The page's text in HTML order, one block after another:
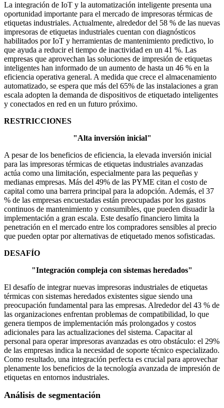
La integración de IoT y la automatización inteligente presenta una
oportunidad importante para el mercado de impresoras térmicas de
etiquetas industriales. Actualmente, alrededor del 58 % de las nuevas
impresoras de etiquetas industriales cuentan con diagnósticos
habilitados por IoT y herramientas de mantenimiento predictivo, lo
que ayuda a reducir el tiempo de inactividad en un 41 %. Las
empresas que aprovechan las soluciones de impresión de etiquetas
inteligentes han informado de un aumento de hasta un 46 % en la
eficiencia operativa general. A medida que crece el almacenamiento
automatizado, se espera que más del 65% de las instalaciones a gran
escala adopten la demanda de dispositivos de etiquetado inteligentes
y conectados en red en un futuro próximo.
RESTRICCIONES
"Alta inversión inicial"
A pesar de los beneficios de eficiencia, la elevada inversión inicial
para las impresoras térmicas de etiquetas industriales avanzadas
actúa como una limitación, especialmente para las pequeñas y
medianas empresas. Más del 49% de las PYME citan el costo de
capital como una barrera principal para la adopción. Además, el 37
% de las empresas encuestadas están preocupadas por los gastos
continuos de mantenimiento y consumibles, que pueden disuadir la
implementación a gran escala. Este desafío financiero limita la
penetración en el mercado entre los compradores sensibles al precio
que pueden optar por alternativas de etiquetado menos sofisticadas.
DESAFÍO
"Integración compleja con sistemas heredados"
El desafío de integrar nuevas impresoras industriales de etiquetas
térmicas con sistemas heredados existentes sigue siendo una
preocupación fundamental para las empresas. Alrededor del 43 % de
las organizaciones enfrentan problemas de compatibilidad, lo que
genera tiempos de implementación más prolongados y costos
adicionales para las actualizaciones del sistema. Capacitar al
personal para operar impresoras avanzadas es otro obstáculo: el 29%
de las empresas indica la necesidad de soporte técnico especializado.
Como resultado, una integración perfecta es crucial para aprovechar
plenamente los beneficios de la tecnología avanzada de impresión de
etiquetas en entornos industriales.
Análisis de segmentación